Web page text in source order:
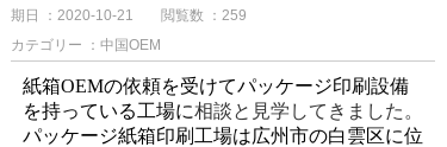
期日 ：2020-10-21 閲覧数 ： 259
カテゴリー ：中国OEM
紙箱OEMの依頼を受けてパッケージ印刷設備
を持っている工場に相談と見学してきました。
パッケージ紙箱印刷工場は広州市の白雲区に位